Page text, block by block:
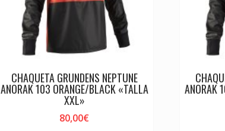
CHAQUETA GRUNDENS NEPTUNE
ANORAK 103 ORANGE/BLACK «TALLA
XXL»
80,00€
ANORAK